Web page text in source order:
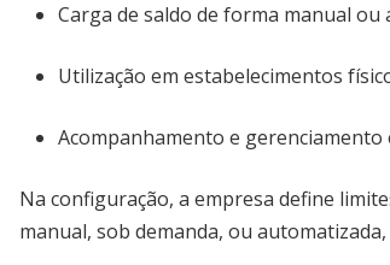
Carga de saldo de forma manual ou
Utilização em estabelecimentos
Acompanhamento e
Na configuração, a empresa define
manual, sob demanda, ou